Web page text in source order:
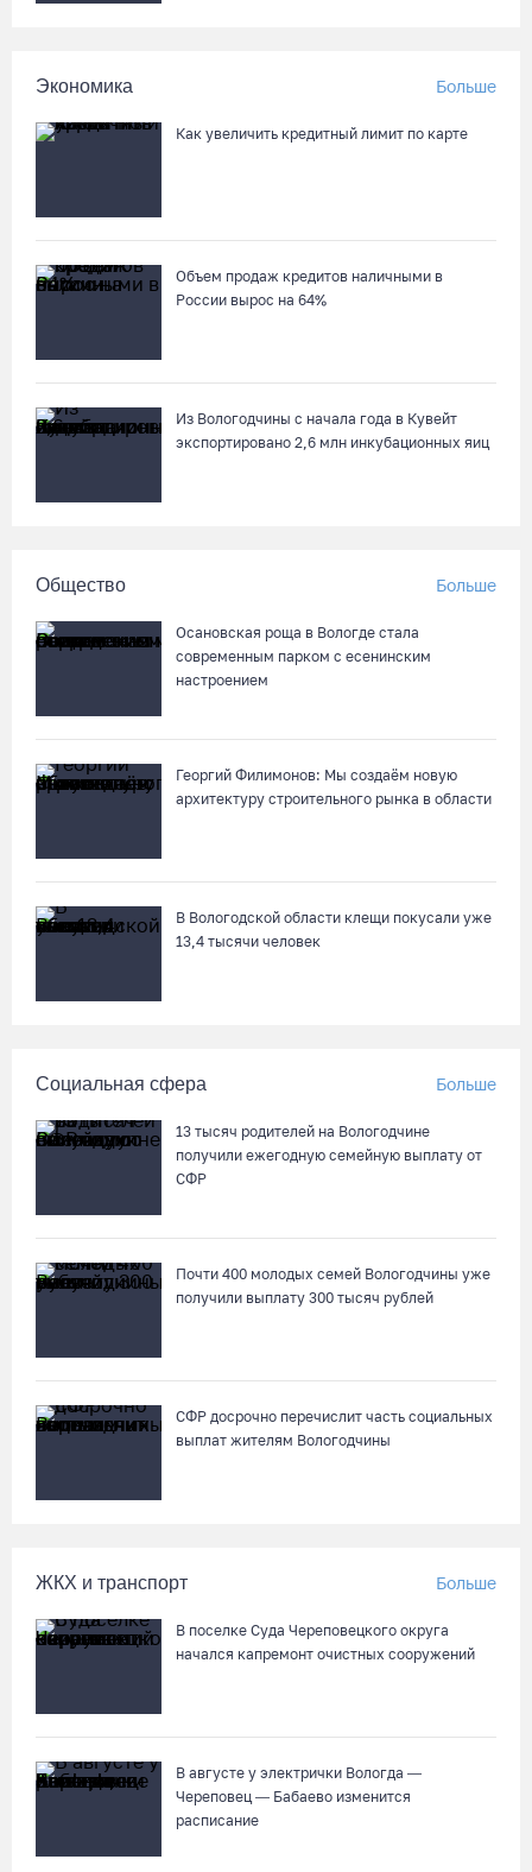
Более 35 тысяч телемедицинских консультаций проведено на
В Шекснинском округе утонул выпавший из лодки пенсионер
06.08.26 / 11:43
06.08.26 / 11:39
В поселке Щепье Бабаевского округа открыли
Вологодская шахматистка в составе сборной РФ взяла
золото «Матча Дружбы» в Китае
58-летняя вологжанка на электросамокате врезалась в
машину и попала в больницу
нелегальной продажи алкоголя
06.08.26 / 10:05
В Великоустюгском округе завершается ремонт автодороги
Усть-Алексеево – Мякинницыно
06.08.26 / 09:54
Архангелогородец устроил смертельное ДТП под
Нюксеницей, но остался на свободе
Четыре волейболистки из Череповца готовятся к
молодежному чемпионату Европы
Сущик вновь в «Чевакате»
06.08.26 / 08:50
«Единая Россия» получила первое место в бюллетене на
Экономика Больше
Как увеличить кредитный лимит по карте
Объем продаж кредитов наличными в
России вырос на 64%
Из Вологодчины с начала года в Кувейт
экспортировано 2,6 млн инкубационных яиц
Общество Больше
Осановская роща в Вологде стала
современным парком с есенинским
настроением
Георгий Филимонов: Мы создаём новую
архитектуру строительного рынка в области
В Вологодской области клещи покусали уже
13,4 тысячи человек
Социальная сфера Больше
13 тысяч родителей на Вологодчине
получили ежегодную семейную выплату от
СФР
Почти 400 молодых семей Вологодчины уже
получили выплату 300 тысяч рублей
СФР досрочно перечислит часть социальных
выплат жителям Вологодчины
ЖКХ и транспорт Больше
В поселке Суда Череповецкого округа
начался капремонт очистных сооружений
В августе у электрички Вологда —
Череповец — Бабаево изменится
расписание